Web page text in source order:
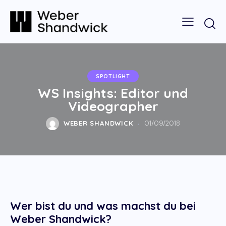
SPOTLIGHT
WS Insights: Editor und
Videographer
WEBER SHANDWICK 01/09/2018
Wer bist du und was machst du bei
Weber Shandwick?